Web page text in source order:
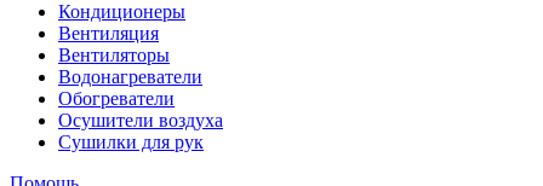
Кондиционеры
Вентиляция
Вентиляторы
Водонагреватели
Обогреватели
Осушители воздуха
Сушилки для рук